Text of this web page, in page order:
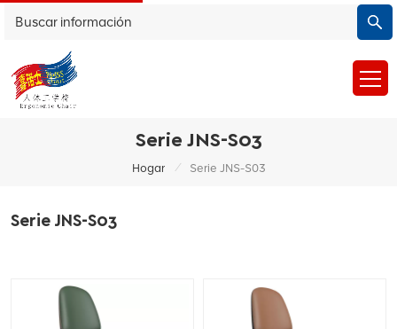
Serie JNS-S03
Hogar / Serie JNS-S03
Serie JNS-S03